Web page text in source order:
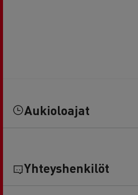
Aukioloajat
Yhteyshenkilöt